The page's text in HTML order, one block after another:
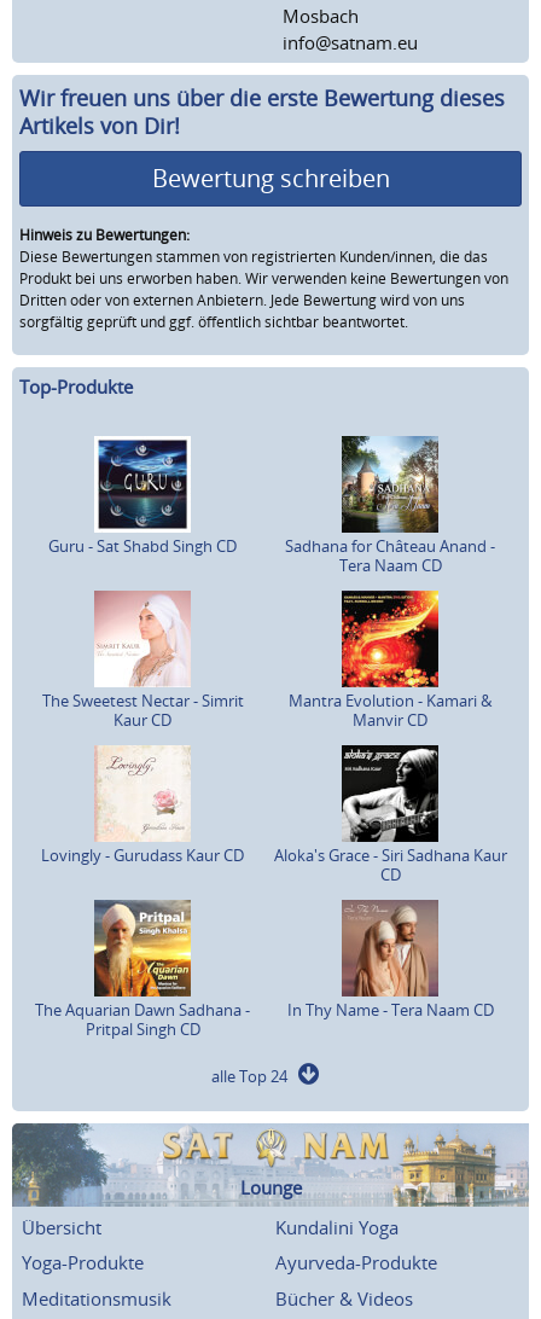
Mosbach
info@satnam.eu
Wir freuen uns über die erste Bewertung dieses
Artikels von Dir!
Bewertung schreiben
Hinweis zu Bewertungen:
Diese Bewertungen stammen von registrierten Kunden/innen, die das
Produkt bei uns erworben haben. Wir verwenden keine Bewertungen von
Dritten oder von externen Anbietern. Jede Bewertung wird von uns
sorgfältig geprüft und ggf. öffentlich sichtbar beantwortet.
Top-Produkte
Guru - Sat Shabd Singh CD
Sadhana for Château Anand -
Tera Naam CD
The Sweetest Nectar - Simrit
Kaur CD
Mantra Evolution - Kamari &
Manvir CD
Lovingly - Gurudass Kaur CD
Aloka's Grace - Siri Sadhana Kaur
CD
The Aquarian Dawn Sadhana -
Pritpal Singh CD
In Thy Name - Tera Naam CD
alle Top 24
Lounge
Übersicht
Kundalini Yoga
Yoga-Produkte
Ayurveda-Produkte
Meditationsmusik
Bücher & Videos